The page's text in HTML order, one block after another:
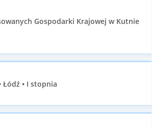
Gospodarki Krajowej w Kutnie
• I stopnia